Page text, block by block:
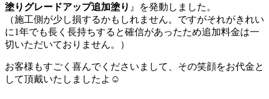
塗りグレードアップ追加塗り 』を発動しました。
（施工側が少し損するかもしれません。ですがそれがきれい
に1年でも長く長持ちすると確信があったため追加料金は一
切いただいておりません。）
お客様もすごく喜んでくださいまして、その笑顔をお代金と
して頂戴いたしましたよ☺